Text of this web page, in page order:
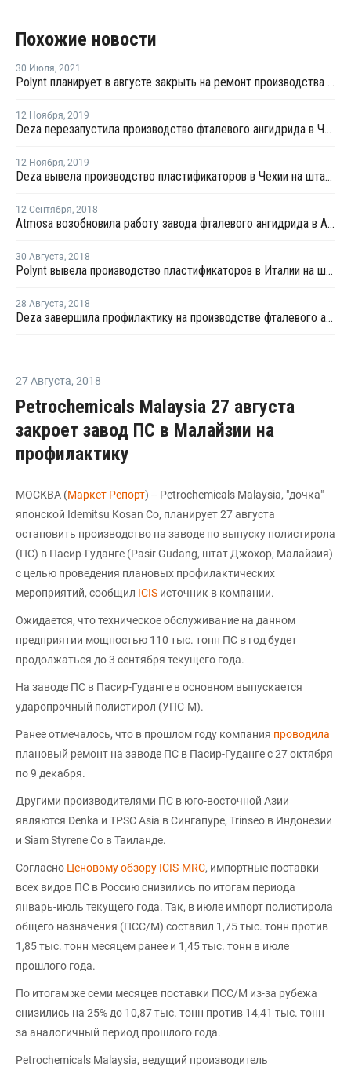
Похожие новости
30 Июля, 2021
Polynt планирует в августе закрыть на ремонт производства пластификаторов в Италии
12 Ноября, 2019
Deza перезапустила производство фталевого ангидрида в Чехии после замены катализатора
12 Ноября, 2019
Deza вывела производство пластификаторов в Чехии на штатный режим работы после перезапуска
12 Сентября, 2018
Atmosa возобновила работу завода фталевого ангидрида в Австрии после профилактики
30 Августа, 2018
Polynt вывела производство пластификаторов в Италии на штатную загрузку после ремонта
28 Августа, 2018
Deza завершила профилактику на производстве фталевого ангидрида в Чехии
27 Августа, 2018
Petrochemicals Malaysia 27 августа
закроет завод ПС в Малайзии на
профилактику
МОСКВА (Маркет Репорт) -- Petrochemicals Malaysia, "дочка"
японской Idemitsu Kosan Co, планирует 27 августа
остановить производство на заводе по выпуску полистирола
(ПС) в Пасир-Гуданге (Pasir Gudang, штат Джохор, Малайзия)
с целью проведения плановых профилактических
мероприятий, сообщил ICIS источник в компании.
Ожидается, что техническое обслуживание на данном
предприятии мощностью 110 тыс. тонн ПС в год будет
продолжаться до 3 сентября текущего года.
На заводе ПС в Пасир-Гуданге в основном выпускается
ударопрочный полистирол (УПС-М).
Ранее отмечалось, что в прошлом году компания проводила
плановый ремонт на заводе ПС в Пасир-Гуданге с 27 октября
по 9 декабря.
Другими производителями ПС в юго-восточной Азии
являются Denka и TPSC Asia в Сингапуре, Trinseo в Индонезии
и Siam Styrene Co в Таиланде.
Согласно Ценовому обзору ICIS-MRC, импортные поставки
всех видов ПС в Россию снизились по итогам периода
январь-июль текущего года. Так, в июле импорт полистирола
общего назначения (ПСС/М) составил 1,75 тыс. тонн против
1,85 тыс. тонн месяцем ранее и 1,45 тыс. тонн в июле
прошлого года.
По итогам же семи месяцев поставки ПСС/М из-за рубежа
снизились на 25% до 10,87 тыс. тонн против 14,41 тыс. тонн
за аналогичный период прошлого года.
Petrochemicals Malaysia, ведущий производитель